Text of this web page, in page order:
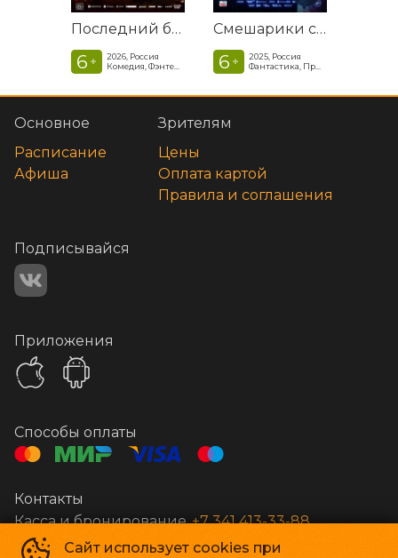
Последний богатырь. Колобок
6 +
2026, Россия
Комедия, Фэнтези, Приключения
Смешарики сквозь вселенные
6 +
2025, Россия
Фантастика, Приключенческая комедия
Сайт использует cookies при
Основное
Расписание
Афиша
Зрителям
Цены
Оплата картой
Правила и соглашения
Подписывайся
Приложения
Способы оплаты
Контакты
Касса и бронирование +7 341 413-33-88